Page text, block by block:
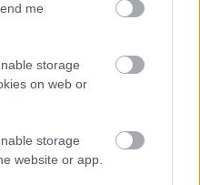
me
storage
on web or
storage
website or app.
és egy csomó minden
Szólj hozzá!